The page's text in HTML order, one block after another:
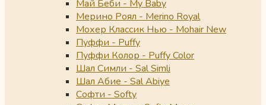
Май Беби - My Baby
Мерино Роял - Merino Royal
Мохер Классик Нью - Mohair New
Пуффи - Puffy
Пуффи Колор - Puffy Color
Шал Симли - Sal Simli
Шал Абие - Sal Abiye
Софти - Softy